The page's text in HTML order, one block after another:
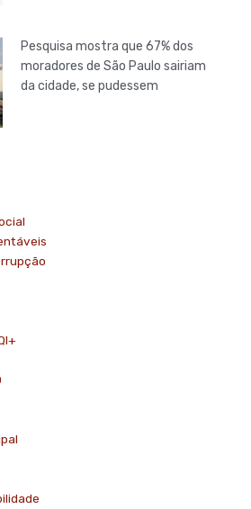
Pesquisa mostra que 67% dos
moradores de São Paulo sairiam
da cidade, se pudessem